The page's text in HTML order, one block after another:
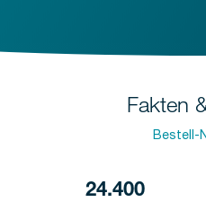
Fakten
Bestell-
24.400